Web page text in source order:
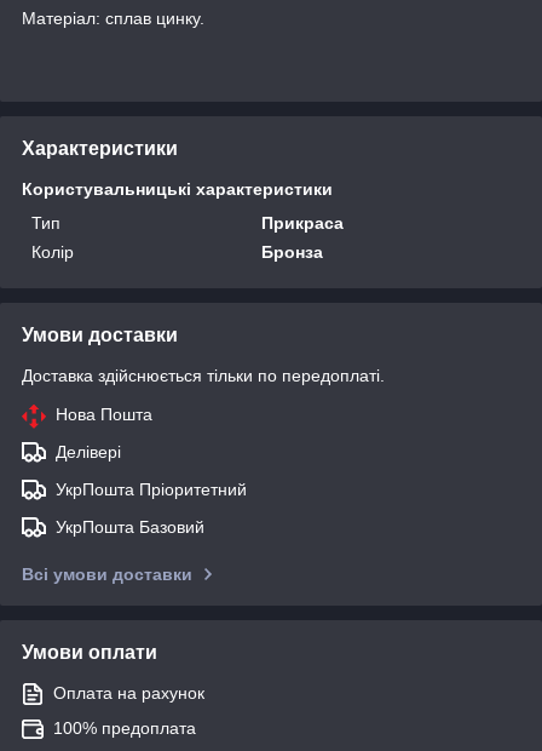
Матеріал: сплав цинку.
Характеристики
Користувальницькі характеристики
Тип
Прикраса
Колір
Бронза
Умови доставки
Доставка здійснюється тільки по передоплаті.
Нова Пошта
Делівері
УкрПошта Пріоритетний
УкрПошта Базовий
Всі умови доставки
Умови оплати
Оплата на рахунок
100% предоплата